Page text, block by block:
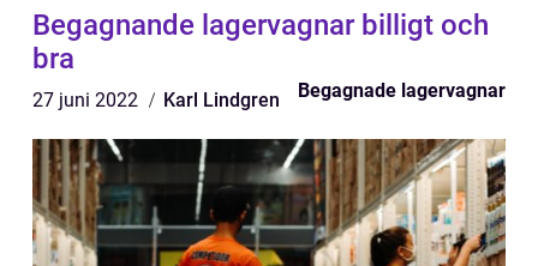
Begagnande lagervagnar billigt och
bra
27 juni 2022 Karl Lindgren Begagnade lagervagnar